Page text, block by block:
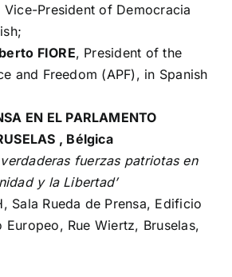
Vice-President of Democracia
FIORE, President of the
and Freedom (APF), in Spanish
EN EL PARLAMENTO
, Bélgica
fuerzas patriotas en
y la Libertad’
Sala Rueda de Prensa, Edificio
Europeo, Rue Wiertz, Bruselas,